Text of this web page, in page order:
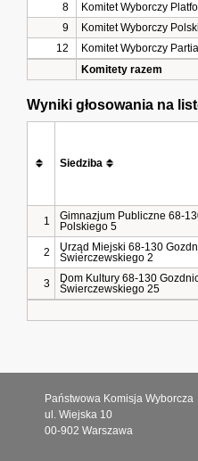
8
Komitet Wyborczy
9
Komitet Wyborczy
12
Komitet Wyborczy
Komitety razem
Wyniki głosowania na
Siedziba
1
Gimnazjum Publiczne 68-
Polskiego 5
2
Urząd Miejski 68-130
Świerczewskiego 2
3
Dom Kultury 68-130
Świerczewskiego 25
Państwowa Komisja Wyborcza
ul. Wiejska 10
00-902 Warszawa